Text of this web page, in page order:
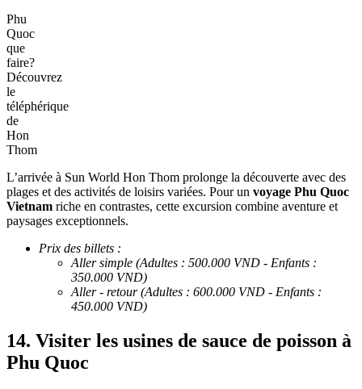
Phu
Quoc
que
faire?
Découvrez
le
téléphérique
de
Hon
Thom
L’arrivée à Sun World Hon Thom prolonge la découverte avec des
plages et des activités de loisirs variées. Pour un voyage Phu Quoc
Vietnam riche en contrastes, cette excursion combine aventure et
paysages exceptionnels.
Prix des billets :
Aller simple (Adultes : 500.000 VND - Enfants :
350.000 VND)
Aller - retour (Adultes : 600.000 VND - Enfants :
450.000 VND)
14. Visiter les usines de sauce de poisson à
Phu Quoc